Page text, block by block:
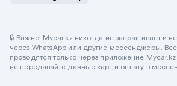
🔒 Важно! Mycar.kz никогда не запрашивает и
через WhatsApp или другие мессенджеры.
проводятся только через приложение
не передавайте данные карт и оплату в